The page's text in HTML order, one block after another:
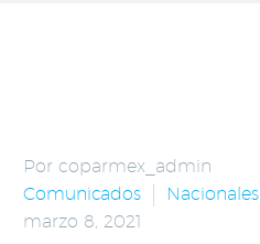
Por coparmex_admin
Comunicados
Nacionales
marzo 8, 2021